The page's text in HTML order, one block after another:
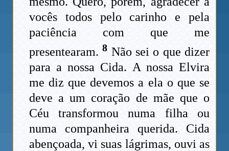
vocês todos pelo carinho e pela
paciência com que me
presentearam.8 Não sei o que dizer
para a nossa Cida. A nossa Elvira
me diz que devemos a ela o que se
deve a um coração de mãe que o
Céu transformou numa filha ou
numa companheira querida. Cida
abençoada, vi suas lágrimas, ouvi as